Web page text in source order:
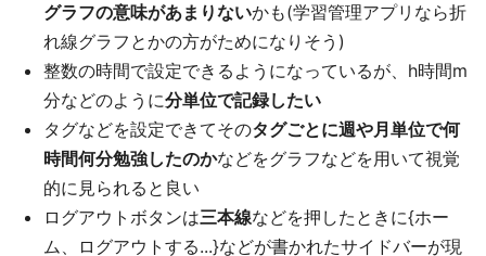
グラフの意味があまりないかも(学習管理アプリなら折
れ線グラフとかの方がためになりそう)
整数の時間で設定できるようになっているが、h時間m
分などのように分単位で記録したい
タグなどを設定できてそのタグごとに週や月単位で何
時間何分勉強したのかなどをグラフなどを用いて視覚
的に見られると良い
ログアウトボタンは三本線などを押したときに{ホー
ム、ログアウトする...}などが書かれたサイドバーが現